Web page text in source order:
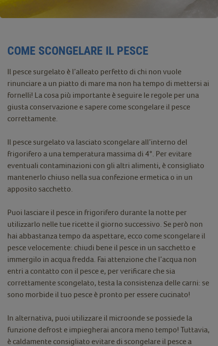
COME SCONGELARE IL PESCE
Il pesce surgelato è l’alleato perfetto di chi non vuole
rinunciare a un piatto di mare ma non ha tempo di mettersi ai
fornelli! La cosa più importante è seguire le regole per una
giusta conservazione e sapere come scongelare il pesce
correttamente.
Il pesce surgelato va lasciato scongelare all’interno del
frigorifero a una temperatura massima di 4°. Per evitare
eventuali contaminazioni con gli altri alimenti, è consigliato
mantenerlo chiuso nella sua confezione ermetica o in un
apposito sacchetto.
Puoi lasciare il pesce in frigorifero durante la notte per
utilizzarlo nelle tue ricette il giorno successivo. Se però non
hai abbastanza tempo da aspettare, ecco come scongelare il
pesce velocemente: chiudi bene il pesce in un sacchetto e
immergilo in acqua fredda. Fai attenzione che l’acqua non
entri a contatto con il pesce e, per verificare che sia
correttamente scongelato, testa la consistenza delle carni: se
sono morbide il tuo pesce è pronto per essere cucinato!
In alternativa, puoi utilizzare il microonde se possiede la
funzione defrost e impiegherai ancora meno tempo! Tuttavia,
è caldamente consigliato evitare di scongelare il pesce a